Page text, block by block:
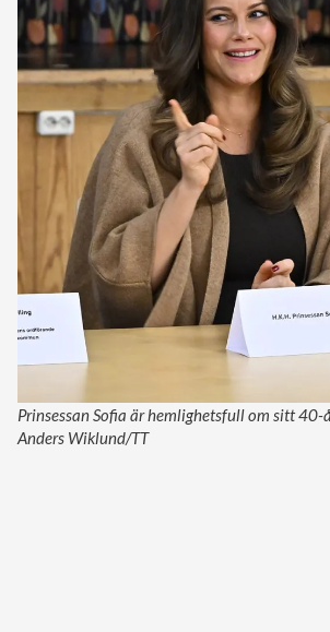
Prinsessan Sofia är hemlighetsfull om sitt 40-
Anders Wiklund/TT